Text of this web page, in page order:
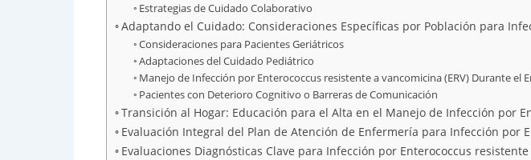
Estrategias de Cuidado Colaborativo
Adaptando el Cuidado: Consideraciones Específicas por Población para
Consideraciones para Pacientes Geriátricos
Adaptaciones del Cuidado Pediátrico
Manejo de Infección por Enterococcus resistente a vancomicina (ERV) Durante el
Pacientes con Deterioro Cognitivo o Barreras de Comunicación
Transición al Hogar: Educación para el Alta en el Manejo de Infección por
Evaluación Integral del Plan de Atención de Enfermería para Infección por
Evaluaciones Diagnósticas Clave para Infección por Enterococcus resistente